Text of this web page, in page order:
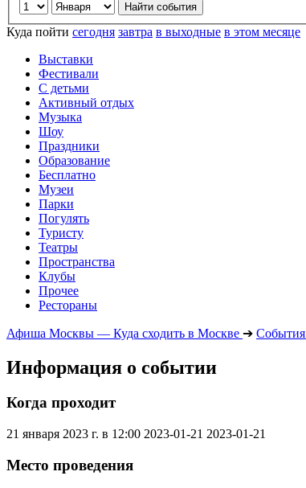
Куда пойти сегодня завтра в выходные в этом месяце
Выставки
Фестивали
С детьми
Активный отдых
Музыка
Шоу
Праздники
Образование
Бесплатно
Музеи
Парки
Погулять
Туристу
Театры
Пространства
Клубы
Прочее
Рестораны
Афиша Москвы — Куда сходить в Москве ➔ События
Информация о событии
Когда проходит
21 января 2023 г. в 12:00 2023-01-21 2023-01-21
Место проведения